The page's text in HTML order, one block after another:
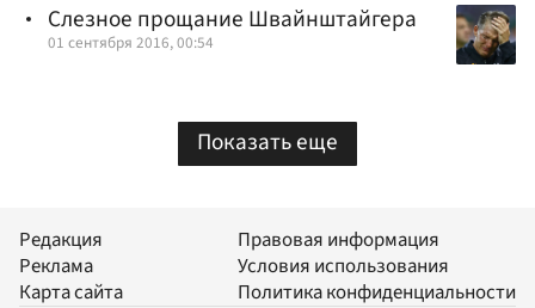
Слезное прощание Швайнштайгера
01 сентября 2016, 00:54
Показать еще
Редакция
Реклама
Карта сайта
Правовая информация
Условия использования
Политика конфиденциальности